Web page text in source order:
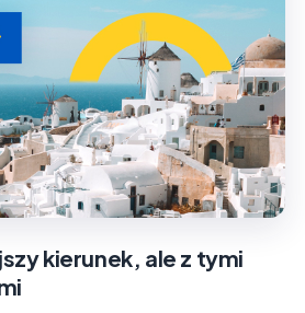
kierunek, ale z tymi